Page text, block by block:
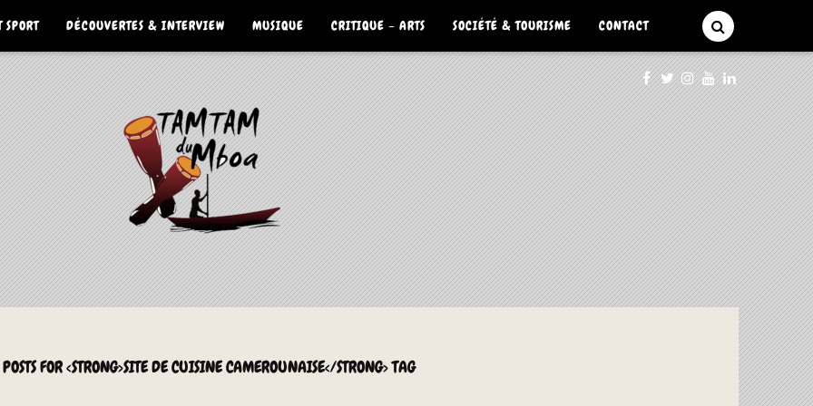
DÉCOUVERTES & INTERVIEW MUSIQUE CRITIQUE – ARTS SOCIÉTÉ & TOURISME CONTACT
FOR <STRONG>SITE DE CUISINE CAMEROUNAISE</STRONG> TAG